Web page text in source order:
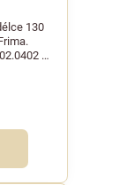
130
a